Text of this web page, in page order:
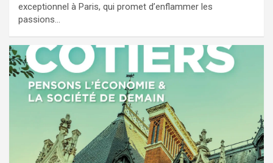
exceptionnel à Paris, qui promet d’enflammer les
passions…